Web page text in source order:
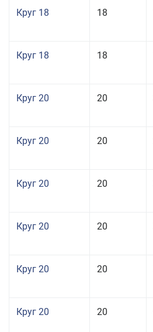
Круг 18 18
Круг 18 18
Круг 20 20
Круг 20 20
Круг 20 20
Круг 20 20
Круг 20 20
Круг 20 20